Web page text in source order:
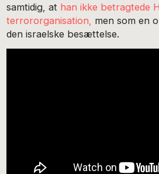
samtidig, at han ikke betragtede
terrororganisation, men som en
den israelske besættelse.